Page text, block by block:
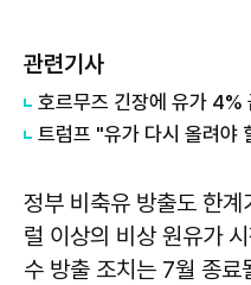
관련기사
호르무즈 긴장에 유가
트럼프 "유가 다시 올려야
정부 비축유 방출도 한
럴 이상의 비상 원유가
수 방출 조치는 7월 종료